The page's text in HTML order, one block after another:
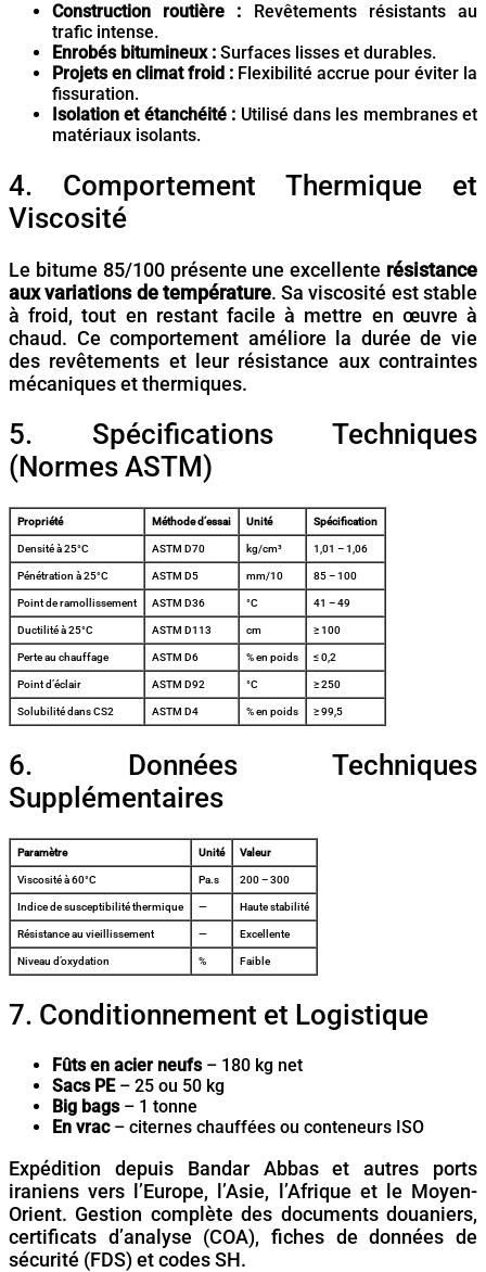
Construction routière : Revêtements résistants au
trafic intense.
Enrobés bitumineux : Surfaces lisses et durables.
Projets en climat froid : Flexibilité accrue pour éviter la
fissuration.
Isolation et étanchéité : Utilisé dans les membranes et
matériaux isolants.
4. Comportement Thermique et
Viscosité
Le bitume 85/100 présente une excellente résistance
aux variations de température. Sa viscosité est stable
à froid, tout en restant facile à mettre en œuvre à
chaud. Ce comportement améliore la durée de vie
des revêtements et leur résistance aux contraintes
mécaniques et thermiques.
5. Spécifications Techniques
(Normes ASTM)
Propriété Méthode d’essai Unité Spécification
Densité à 25°C ASTM D70 kg/cm³ 1,01 – 1,06
Pénétration à 25°C ASTM D5 mm/10 85 – 100
Point de ramollissement ASTM D36 °C 41 – 49
Ductilité à 25°C ASTM D113 cm ≥ 100
Perte au chauffage ASTM D6 % en poids ≤ 0,2
Point d’éclair ASTM D92 °C ≥ 250
Solubilité dans CS2 ASTM D4 % en poids ≥ 99,5
6. Données Techniques
Supplémentaires
Paramètre Unité Valeur
Viscosité à 60°C Pa.s 200 – 300
Indice de susceptibilité thermique — Haute stabilité
Résistance au vieillissement — Excellente
Niveau d’oxydation % Faible
7. Conditionnement et Logistique
Fûts en acier neufs– 180 kg net
Sacs PE– 25 ou 50 kg
Big bags– 1 tonne
En vrac– citernes chauffées ou conteneurs ISO
Expédition depuis Bandar Abbas et autres ports
iraniens vers l’Europe, l’Asie, l’Afrique et le Moyen-
Orient. Gestion complète des documents douaniers,
certificats d’analyse (COA), fiches de données de
sécurité (FDS) et codes SH.